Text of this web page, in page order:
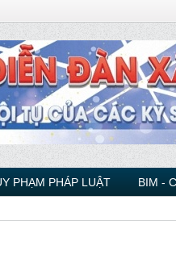
PHẠM PHÁP LUẬT BIM -